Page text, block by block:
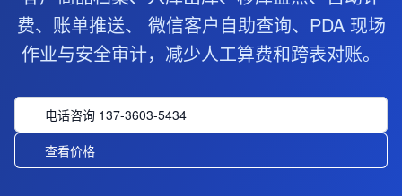
费、账单推送、 微信客户自助查询、PDA 现场
作业与安全审计，减少人工算费和跨表对账。
电话咨询 137-3603-5434
查看价格